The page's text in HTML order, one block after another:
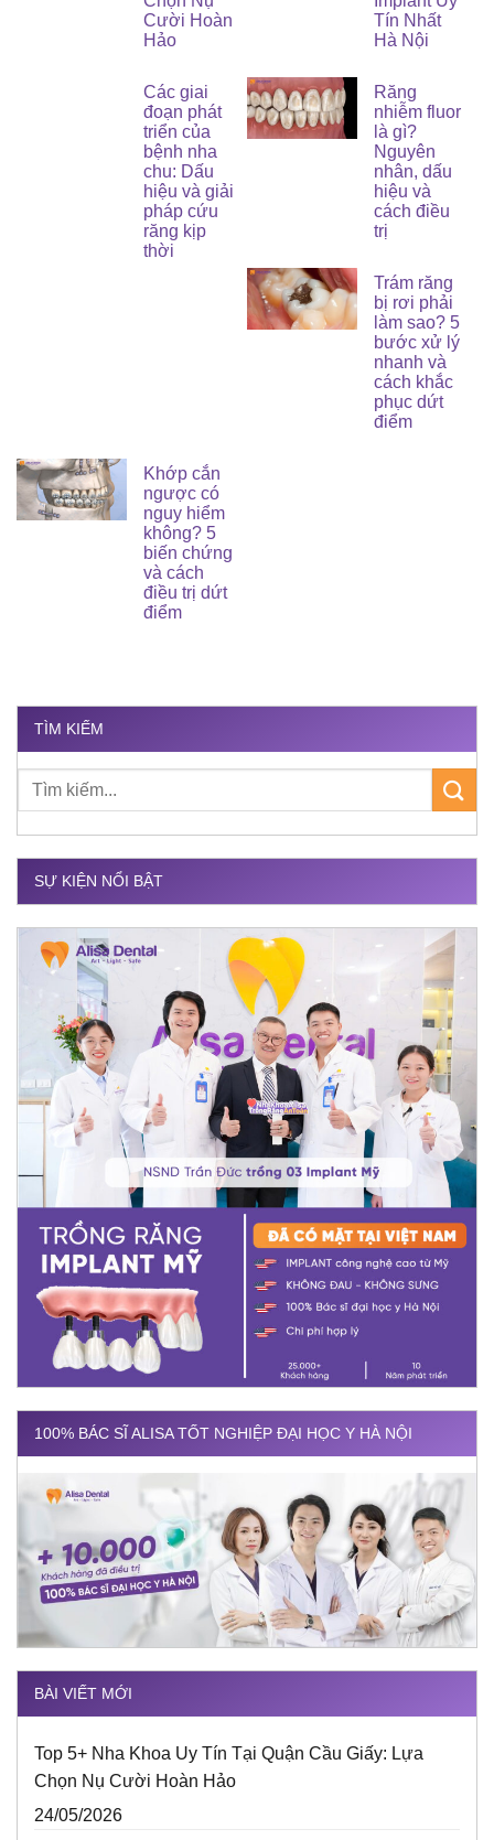
Cười Hoàn
Hảo
Tín Nhất
Hà Nội
Các giai
đoạn phát
triển của
bệnh nha
chu: Dấu
hiệu và giải
pháp cứu
răng kịp
thời
Răng
nhiễm fluor
là gì?
Nguyên
nhân, dấu
hiệu và
cách điều
trị
Trám răng
bị rơi phải
làm sao? 5
bước xử lý
nhanh và
cách khắc
phục dứt
điểm
Khớp cắn
ngược có
nguy hiểm
không? 5
biến chứng
và cách
điều trị dứt
điểm
TÌM KIẾM
SỰ KIỆN NỔI BẬT
100% BÁC SĨ ALISA TỐT NGHIỆP ĐẠI HỌC Y HÀ NỘI
BÀI VIẾT MỚI
Top 5+ Nha Khoa Uy Tín Tại Quận Cầu Giấy: Lựa
Chọn Nụ Cười Hoàn Hảo
24/05/2026